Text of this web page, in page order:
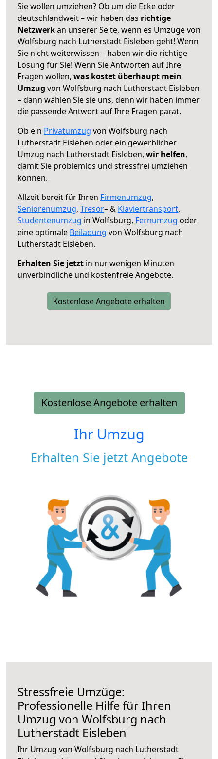
Sie wollen umziehen? Ob um die Ecke oder
deutschlandweit – wir haben das richtige
Netzwerkan unserer Seite, wenn es Umzüge von
Wolfsburg nach Lutherstadt Eisleben geht! Wenn
Sie nicht weiterwissen – haben wir die richtige
Lösung für Sie! Wenn Sie Antworten auf Ihre
Fragen wollen, was kostet überhaupt mein
Umzug von Wolfsburg nach Lutherstadt Eisleben
– dann wählen Sie sie uns, denn wir haben immer
die passende Antwort auf Ihre Fragen parat.
Ob ein Privatumzug von Wolfsburg nach
Lutherstadt Eisleben oder ein gewerblicher
Umzug nach Lutherstadt Eisleben, wir helfen,
damit Sie problemlos und stressfrei umziehen
können.
Allzeit bereit für Ihren Firmenumzug,
Seniorenumzug, Tresor– & Klaviertransport,
Studentenumzug in Wolfsburg, Fernumzug oder
eine optimale Beiladung von Wolfsburg nach
Lutherstadt Eisleben.
Erhalten Sie jetzt in nur wenigen Minuten
unverbindliche und kostenfreie Angebote.
Kostenlose Angebote erhalten
Kostenlose Angebote erhalten
Ihr Umzug
Erhalten Sie jetzt Angebote
Stressfreie Umzüge:
Professionelle Hilfe für Ihren
Umzug von Wolfsburg nach
Lutherstadt Eisleben
Ihr Umzug von Wolfsburg nach Lutherstadt